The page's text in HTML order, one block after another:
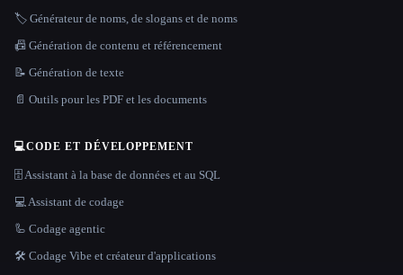
🏷️ Générateur de noms, de slogans et de noms
📠 Génération de contenu et référencement
📝 Génération de texte
📄 Outils pour les PDF et les documents
💻CODE ET DÉVELOPPEMENT
🗄️ Assistant à la base de données et au SQL
💻 Assistant de codage
🦾 Codage agentic
🛠️ Codage Vibe et créateur d'applications